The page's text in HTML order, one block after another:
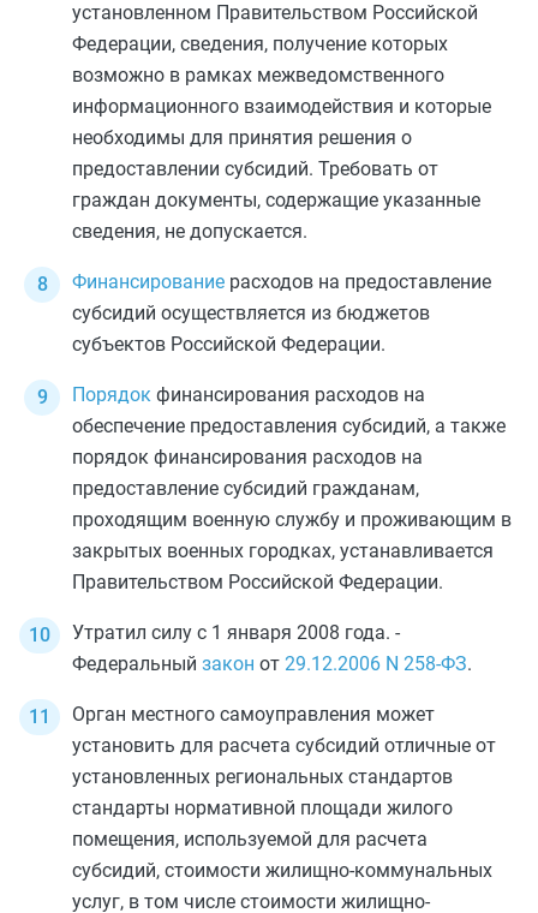
установленном Правительством Российской
Федерации, сведения, получение которых
возможно в рамках межведомственного
информационного взаимодействия и которые
необходимы для принятия решения о
предоставлении субсидий. Требовать от
граждан документы, содержащие указанные
сведения, не допускается.
Финансирование расходов на предоставление
субсидий осуществляется из бюджетов
субъектов Российской Федерации.
Порядок финансирования расходов на
обеспечение предоставления субсидий, а также
порядок финансирования расходов на
предоставление субсидий гражданам,
проходящим военную службу и проживающим в
закрытых военных городках, устанавливается
Правительством Российской Федерации.
Утратил силу с 1 января 2008 года. -
Федеральный закон от 29.12.2006 N 258-ФЗ.
Орган местного самоуправления может
установить для расчета субсидий отличные от
установленных региональных стандартов
стандарты нормативной площади жилого
помещения, используемой для расчета
субсидий, стоимости жилищно-коммунальных
услуг, в том числе стоимости жилищно-